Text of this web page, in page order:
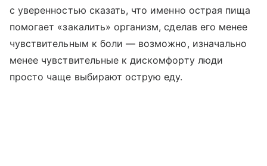
с уверенностью сказать, что именно острая пища
помогает «закалить» организм, сделав его менее
чувствительным к боли — возможно, изначально
менее чувствительные к дискомфорту люди
просто чаще выбирают острую еду.